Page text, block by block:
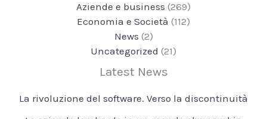
Aziende e business (269)
Economia e Società (112)
News (2)
Uncategorized (21)
Latest News
La rivoluzione del software. Verso la discontinuità